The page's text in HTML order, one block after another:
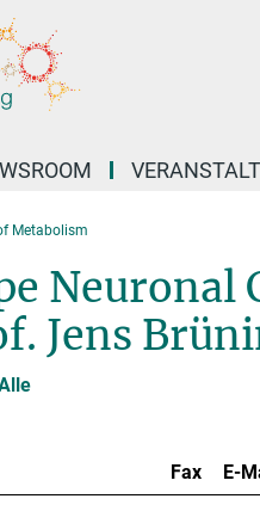
Metabolism
Neuronal
Jens
Fax E-